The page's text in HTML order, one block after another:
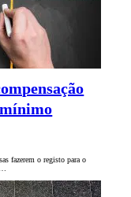
fazerem o registo para o